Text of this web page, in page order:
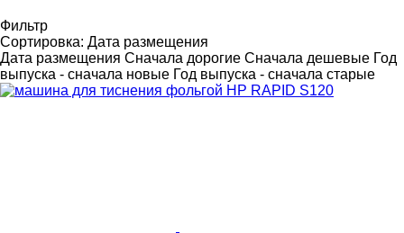
Фильтр
Сортировка: Дата размещения
Дата размещения Сначала дорогие Сначала дешевые Год
выпуска - сначала новые Год выпуска - сначала старые